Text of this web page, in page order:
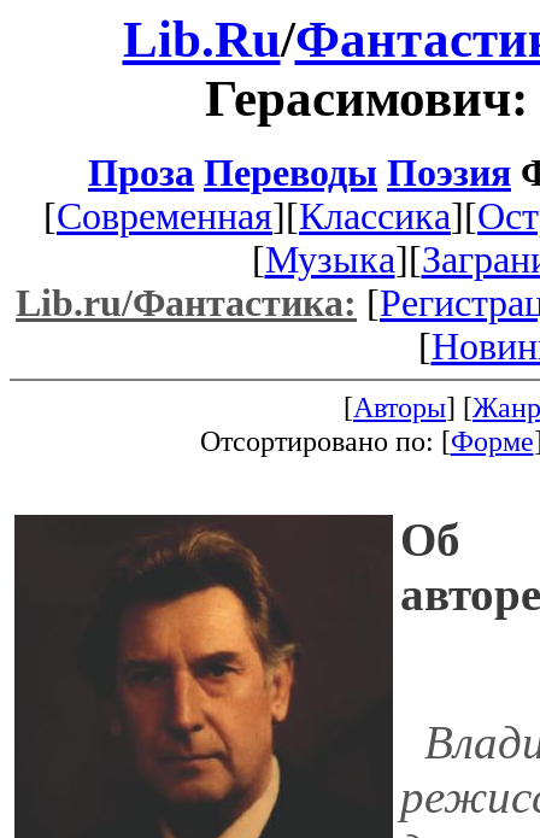
Lib.Ru/
Герасимович:
Проза Переводы Поэзия
[Современная][Классика][
[Музыка][
Lib.ru/Фантастика: [
[
[Авторы] [
Отсортировано по: [Форме
Об